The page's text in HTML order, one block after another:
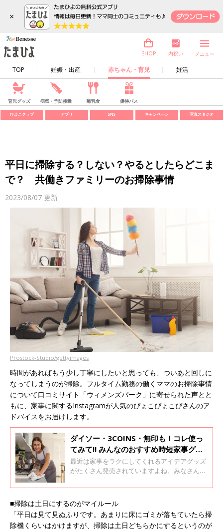
×
TOP 妊娠・出産 赤ちゃん・育児 妊活
SHOP 内祝い メニュー
育児グッズ 病気・予防接種 離乳食 優待パス
ひよこクラブ アプリ SNS キャンペーン 写真スタジオ
平日に掃除する？しない？やるとしたらどこま
で？ 共働きファミリーのお掃除事情
2023/08/07 更新
Prostock-Studio/gettyimages
時間があればもう少し丁寧にしたいと思っても、ついあと回しに
なってしまうのが掃除。フルタイム勤務の働くママのお掃除事情
について口コミサイト「ウィメンズパーク」に寄せられた声とと
もに、家事に関するInstagramが人気のぴょこぴょこぴさんのア
ドバイスをお届けします。
ダイソー・3COINS・無印も！コレ使っ
てみて‼ みんなのおすすめ時短家事グッ
ズ22選
最近は家事をラクにしてくれるアイデアグッズ
がたくさん発売されていますよね。みなさんは
ーにお気に入りのグッズを聞くとともに、時短
家事アドバイザーの満月さんのオススメをお聞
きしました。
■掃除は土日にするのがマイルール
「平日は見て見ぬふりです。あまりに床にゴミが落ちていたら掃
除機くらいはかけますが、掃除は土日どちらかにするというのが